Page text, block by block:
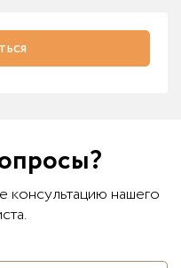
консультацию нашего